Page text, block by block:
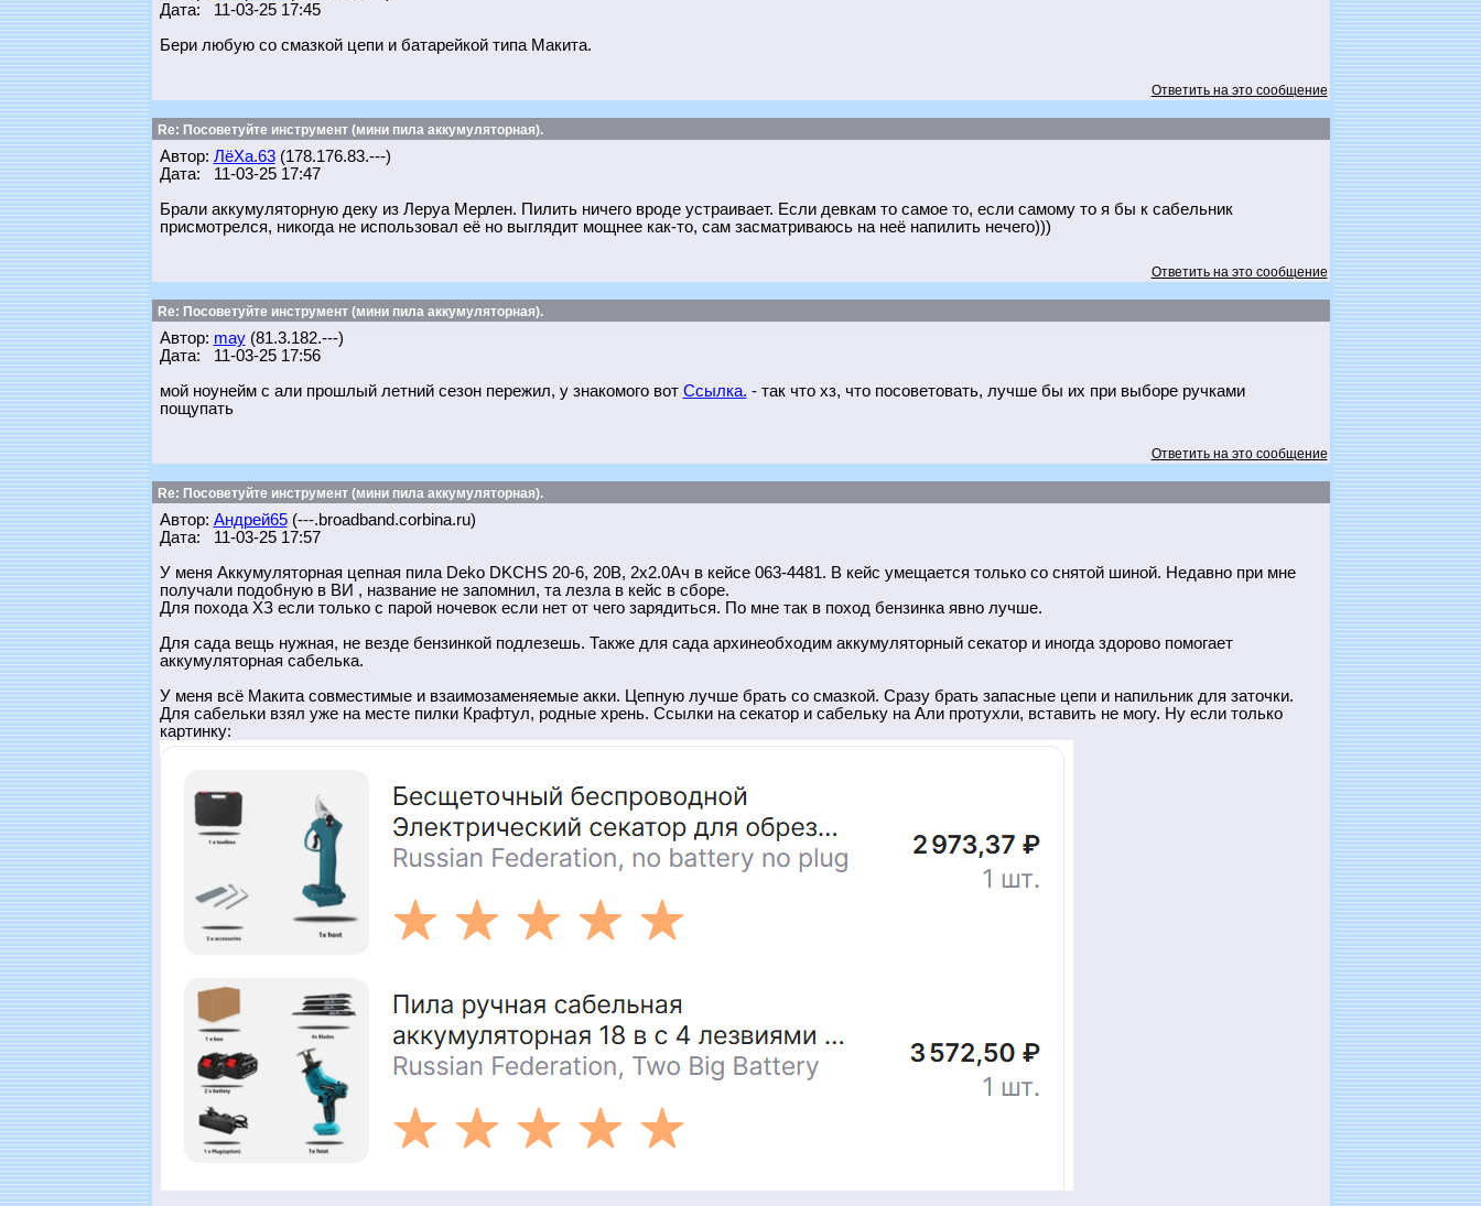
Дата: 11-03-25 17:45
Бери любую со смазкой цепи и батарейкой типа Макита.
Ответить на это сообщение
Re: Посоветуйте инструмент (мини пила аккумуляторная).
Автор: ЛёХа.63(178.176.83.---)
Дата: 11-03-25 17:47
Брали аккумуляторную деку из Леруа Мерлен. Пилить ничего вроде устраивает. Если девкам то самое то, если самому то я бы к сабельник
присмотрелся, никогда не использовал её но выглядит мощнее как-то, сам засматриваюсь на неё напилить нечего)))
Ответить на это сообщение
Re: Посоветуйте инструмент (мини пила аккумуляторная).
Автор: may(81.3.182.---)
Дата: 11-03-25 17:56
мой ноунейм с али прошлый летний сезон пережил, у знакомого вот Ссылка. - так что хз, что посоветовать, лучше бы их при выборе ручками
пощупать
Ответить на это сообщение
Re: Посоветуйте инструмент (мини пила аккумуляторная).
Автор: Андрей65(---.broadband.corbina.ru)
Дата: 11-03-25 17:57
У меня Аккумуляторная цепная пила Deko DKCHS 20-6, 20В, 2x2.0Ач в кейсе 063-4481. В кейс умещается только со снятой шиной. Недавно при мне
получали подобную в ВИ , название не запомнил, та лезла в кейс в сборе.
Для похода ХЗ если только с парой ночевок если нет от чего зарядиться. По мне так в поход бензинка явно лучше.
Для сада вещь нужная, не везде бензинкой подлезешь. Также для сада архинеобходим аккумуляторный секатор и иногда здорово помогает
аккумуляторная сабелька.
У меня всё Макита совместимые и взаимозаменяемые акки. Цепную лучше брать со смазкой. Сразу брать запасные цепи и напильник для заточки.
Для сабельки взял уже на месте пилки Крафтул, родные хрень. Ссылки на секатор и сабельку на Али протухли, вставить не могу. Ну если только
картинку: